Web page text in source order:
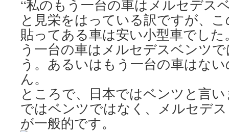
“私のもう一台の車はメルセデス
と見栄をはっている訳ですが、
貼ってある車は安い小型車でし
う一台の車はメルセデスベンツ
う。あるいはもう一台の車はな
ん。
ところで、日本ではベンツと言
ではベンツではなく、メルセデス
が一般的です。